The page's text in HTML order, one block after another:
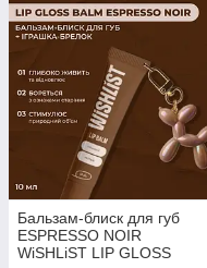
Бальзам-блиск для губ
ESPRESSO NOIR
WiSHLiST LIP GLOSS